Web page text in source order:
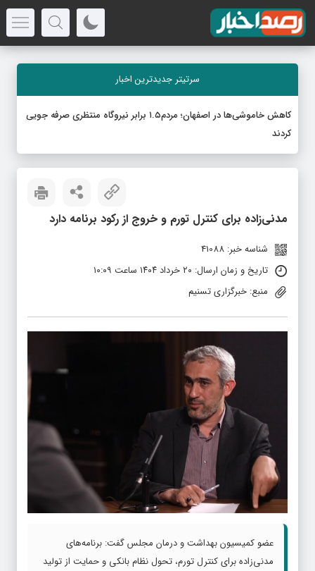
سرتیتر جدیدترین اخبار
کاهش خاموشی‌ها در اصفهان؛ مردم۱.۵ برابر نیروگاه منتظری صرفه جویی
کردند
مدنی‌زاده برای کنترل تورم و خروج از رکود برنامه دارد
شناسه خبر: 41088
تاریخ و زمان ارسال: ۲۰ خرداد ۱۴۰۴ ساعت ۱۰:۰۹
منبع: خبرگزاری تسنیم
عضو کمیسیون بهداشت و درمان مجلس گفت: برنامه‌های
مدنی‌زاده برای کنترل تورم، تحول نظام بانکی و حمایت از تولید